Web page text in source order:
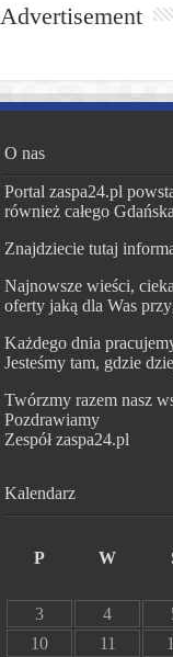
Advertisement
O nas
Portal zaspa24.pl
również całego
Znajdziecie tutaj
Najnowsze wieści,
oferty jaką dla Was
Każdego dnia
Jesteśmy tam, gdzie
Twórzmy razem nasz
Pozdrawiamy
Zespół zaspa24.pl
Kalendarz
P
W
3
4
10
11